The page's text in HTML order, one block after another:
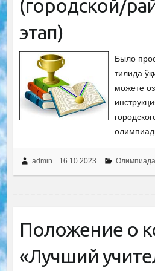
(городской/
этап)
Было
тилида
можете
admin 16.10.2023 Олимпиада
Положение о
«Лучший